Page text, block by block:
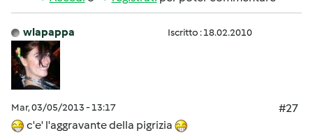
wlapappa Iscritto : 18.02.2010
Mar, 03/05/2013 - 13:17
#27
c'e' l'aggravante della pigrizia